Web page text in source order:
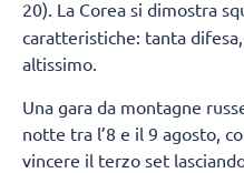
20). La Corea si dimostra
caratteristiche: tanta
altissimo.
Una gara da montagne
notte tra l’8 e il 9 agosto,
vincere il terzo set